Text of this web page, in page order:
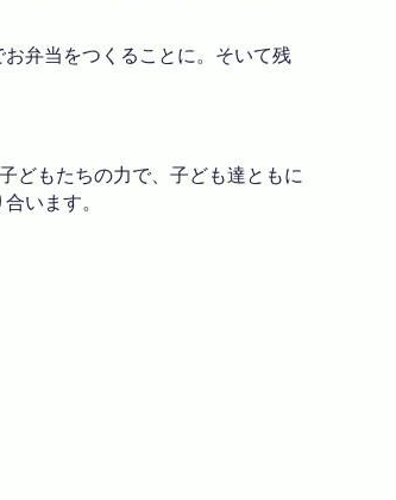
弁当をつくることに。そいて残
どもたちの力で、子ども達ともに
います。